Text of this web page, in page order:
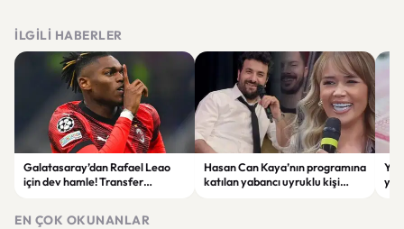
İLGILI HABERLER
Galatasaray’dan Rafael Leao
için dev hamle! Transfer
Hasan Can Kaya’nın programına
katılan yabancı uyruklu kişi
EN ÇOK OKUNANLAR